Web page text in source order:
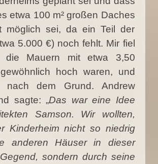
etwa 100 m² großen Daches
möglich sei, da ein Teil der
5.000 €) noch fehlt. Mir fiel
die Mauern mit etwa 3,50
hoch waren, und
nach dem Grund. Andrew
sagte: „Das war eine Idee
Samson. Wir wollten,
Kinderheim nicht so niedrig
anderen Häuser in dieser
sondern durch seine